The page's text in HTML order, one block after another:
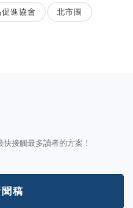
進協會 北市圖
接觸最多讀者的方案！
稿